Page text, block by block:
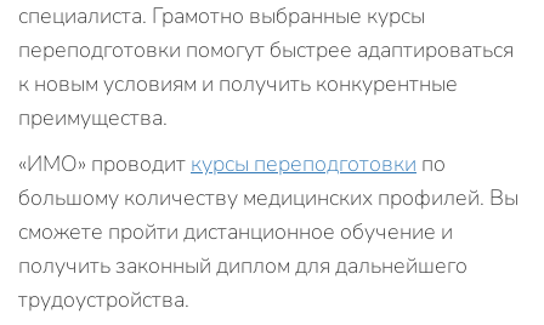
специалиста. Грамотно выбранные курсы
переподготовки помогут быстрее адаптироваться
к новым условиям и получить конкурентные
преимущества.
«ИМО» проводит курсы переподготовки по
большому количеству медицинских профилей. Вы
сможете пройти дистанционное обучение и
получить законный диплом для дальнейшего
трудоустройства.